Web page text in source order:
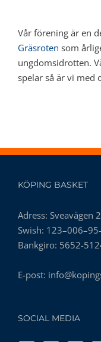
Vår förening är en
Gräsroten som
ungdomsidrotten.
spelar så är vi med
KÖPING BASKET
Adress: Sveavägen
Swish:
Bankgiro: 5652-
E-post:
SOCIAL MEDIA